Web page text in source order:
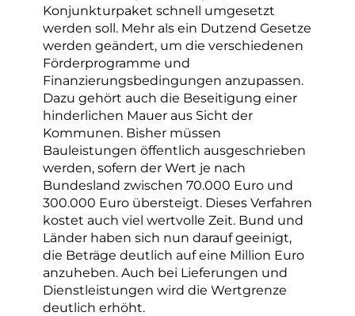
Konjunkturpaket schnell umgesetzt
werden soll. Mehr als ein Dutzend Gesetze
werden geändert, um die verschiedenen
Förderprogramme und
Finanzierungsbedingungen anzupassen.
Dazu gehört auch die Beseitigung einer
hinderlichen Mauer aus Sicht der
Kommunen. Bisher müssen
Bauleistungen öffentlich ausgeschrieben
werden, sofern der Wert je nach
Bundesland zwischen 70.000 Euro und
300.000 Euro übersteigt. Dieses Verfahren
kostet auch viel wertvolle Zeit. Bund und
Länder haben sich nun darauf geeinigt,
die Beträge deutlich auf eine Million Euro
anzuheben. Auch bei Lieferungen und
Dienstleistungen wird die Wertgrenze
deutlich erhöht.